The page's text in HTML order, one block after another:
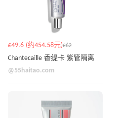
£49.6 (约454.58元)£62
Chantecaille 香缇卡 紫管隔离
@55haitao.com